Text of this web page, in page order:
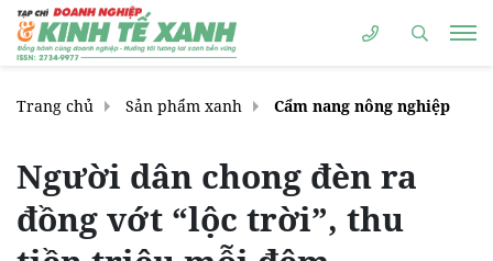
Trang chủ Sản phẩm xanh Cẩm nang nông nghiệp
Người dân chong đèn ra
đồng vớt “lộc trời”, thu